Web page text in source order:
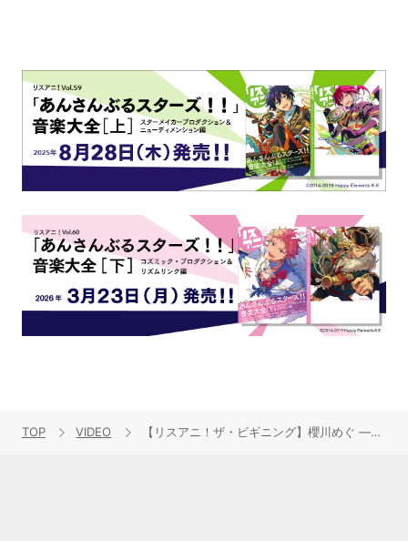
TOP VIDEO 【リスアニ！ザ・ビギニング】櫻川めぐ ―声優になったきっかけは？―